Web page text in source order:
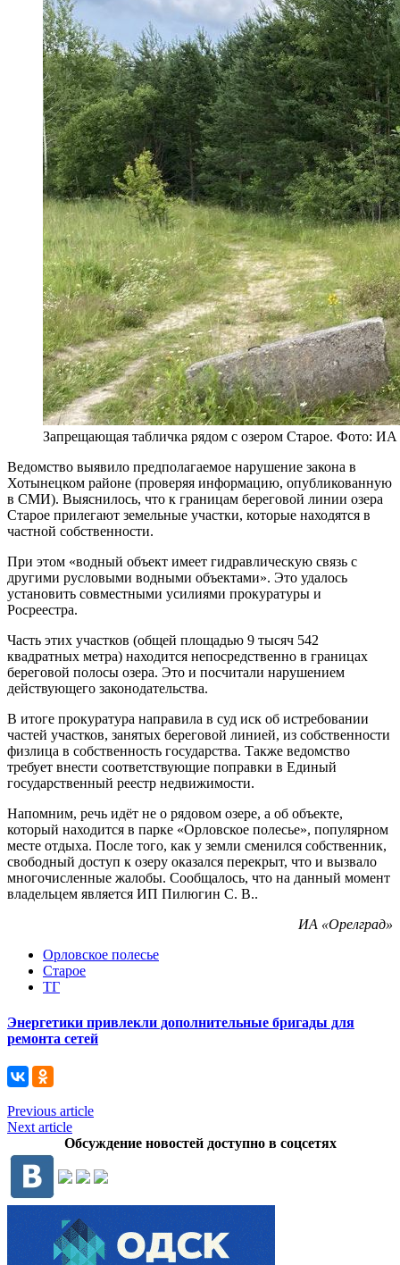
Запрещающая табличка рядом с озером Старое. Фото: ИА
Ведомство выявило предполагаемое нарушение закона в
Хотынецком районе (проверяя информацию, опубликованную
в СМИ). Выяснилось, что к границам береговой линии озера
Старое прилегают земельные участки, которые находятся в
частной собственности.
При этом «водный объект имеет гидравлическую связь с
другими русловыми водными объектами». Это удалось
установить совместными усилиями прокуратуры и
Росреестра.
Часть этих участков (общей площадью 9 тысяч 542
квадратных метра) находится непосредственно в границах
береговой полосы озера. Это и посчитали нарушением
действующего законодательства.
В итоге прокуратура направила в суд иск об истребовании
частей участков, занятых береговой линией, из собственности
физлица в собственность государства. Также ведомство
требует внести соответствующие поправки в Единый
государственный реестр недвижимости.
Напомним, речь идёт не о рядовом озере, а об объекте,
который находится в парке «Орловское полесье», популярном
месте отдыха. После того, как у земли сменился собственник,
свободный доступ к озеру оказался перекрыт, что и вызвало
многочисленные жалобы. Сообщалось, что на данный момент
владельцем является ИП Пилюгин С. В..
ИА «Орелград»
Орловское полесье
Старое
ТГ
Энергетики привлекли дополнительные бригады для
ремонта сетей
Previous article
Next article
Обсуждение новостей доступно в соцсетях